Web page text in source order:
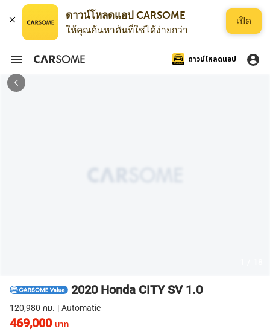
ดาวน์โหลดแอป CARSOME
ให้คุณค้นหาคันที่ใช่ได้ง่ายกว่า
เปิด
ดาวน์โหลดแอป
2020 Honda CITY SV 1.0
120,980 กม. | Automatic
469,000 บาท